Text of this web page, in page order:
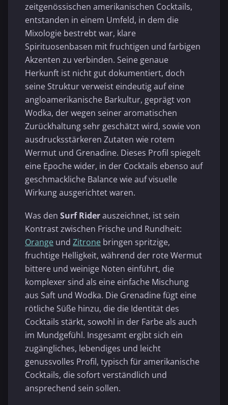
zeitgenössischen amerikanischen Cocktails,
entstanden in einem Umfeld, in dem die
Mixologie bestrebt war, klare
Spirituosenbasen mit fruchtigen und farbigen
Akzenten zu verbinden. Seine genaue
Herkunft ist nicht gut dokumentiert, doch
seine Struktur verweist eindeutig auf eine
angloamerikanische Barkultur, geprägt von
Wodka, der wegen seiner aromatischen
Zurückhaltung sehr geschätzt wird, sowie von
ausdrucksstärkeren Zutaten wie rotem
Wermut und Grenadine. Dieses Profil spiegelt
eine Epoche wider, in der Cocktails ebenso auf
geschmackliche Balance wie auf visuelle
Wirkung ausgerichtet waren.
Was den Surf Riderauszeichnet, ist sein
Kontrast zwischen Frische und Rundheit:
Orange und Zitrone bringen spritzige,
fruchtige Helligkeit, während der rote Wermut
bittere und weinige Noten einführt, die
komplexer sind als eine einfache Mischung
aus Saft und Wodka. Die Grenadine fügt eine
rötliche Süße hinzu, die die Identität des
Cocktails stärkt, sowohl in der Farbe als auch
im Mundgefühl. Insgesamt ergibt sich ein
zugängliches, lebendiges und leicht
genussvolles Profil, typisch für amerikanische
Cocktails, die sofort verständlich und
ansprechend sein sollen.